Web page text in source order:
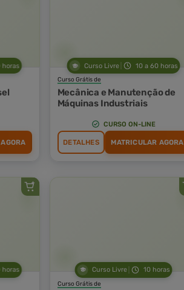
horas Curso Livre 10 a 60 horas
Curso Grátis de
Mecânica e Manutenção de
Máquinas Industriais
CURSO ON-LINE
DETALHES MATRICULAR AGORA
horas Curso Livre 10 horas
Curso Grátis de